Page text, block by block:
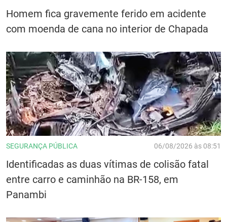
Homem fica gravemente ferido em acidente
com moenda de cana no interior de Chapada
SEGURANÇA PÚBLICA 06/08/2026 às 08:51
Identificadas as duas vítimas de colisão fatal
entre carro e caminhão na BR-158, em
Panambi